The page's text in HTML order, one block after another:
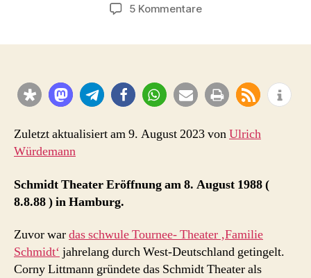
5 Kommentarezu
8.8.1988
Zuletzt aktualisiert am 9. August 2023 vonUlrich
Würdemann
Schmidt Theater Eröffnung am 8. August 1988 (
8.8.88 ) in Hamburg.
Zuvor wardas schwule Tournee- Theater ‚Familie
Schmidt‘ jahrelang durch West-Deutschland getingelt.
Corny Littmann gründete das Schmidt Theater als